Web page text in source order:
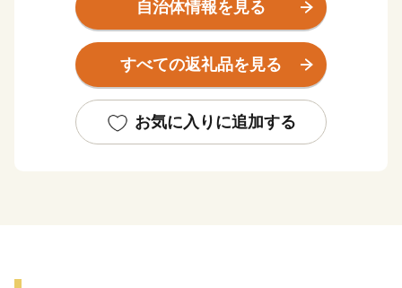
浴やスキー、温泉などの多彩なレジャーが楽しめること
から、「日本の縮図」といわれています。特に、歴史や
風土、産業などの違いから、摂津（神戸・阪神）、播
ことができます。
自治体情報を見る
すべての返礼品を見る
お気に入りに追加する